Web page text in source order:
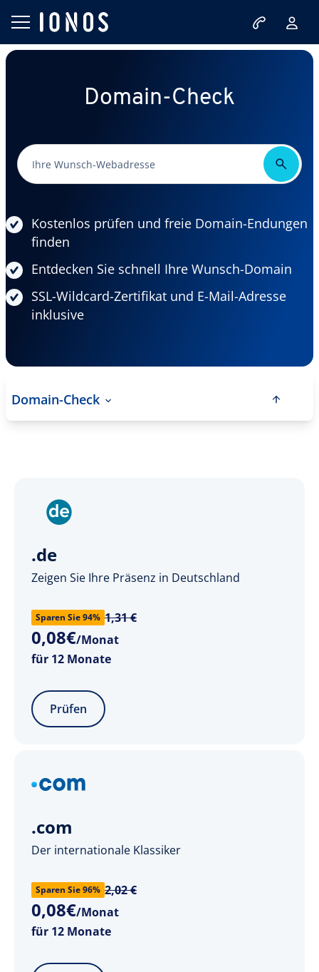
Domain-Check
Kostenlos prüfen und freie Domain-Endungen
finden
Entdecken Sie schnell Ihre Wunsch-Domain
SSL-Wildcard-Zertifikat und E-Mail-Adresse
inklusive
Domain-Check
.de
Zeigen Sie Ihre Präsenz in Deutschland
Sparen Sie 94% 1,31 €
0,08€/Monat
für 12 Monate
Prüfen
.com
Der internationale Klassiker
Sparen Sie 96% 2,02 €
0,08€/Monat
für 12 Monate